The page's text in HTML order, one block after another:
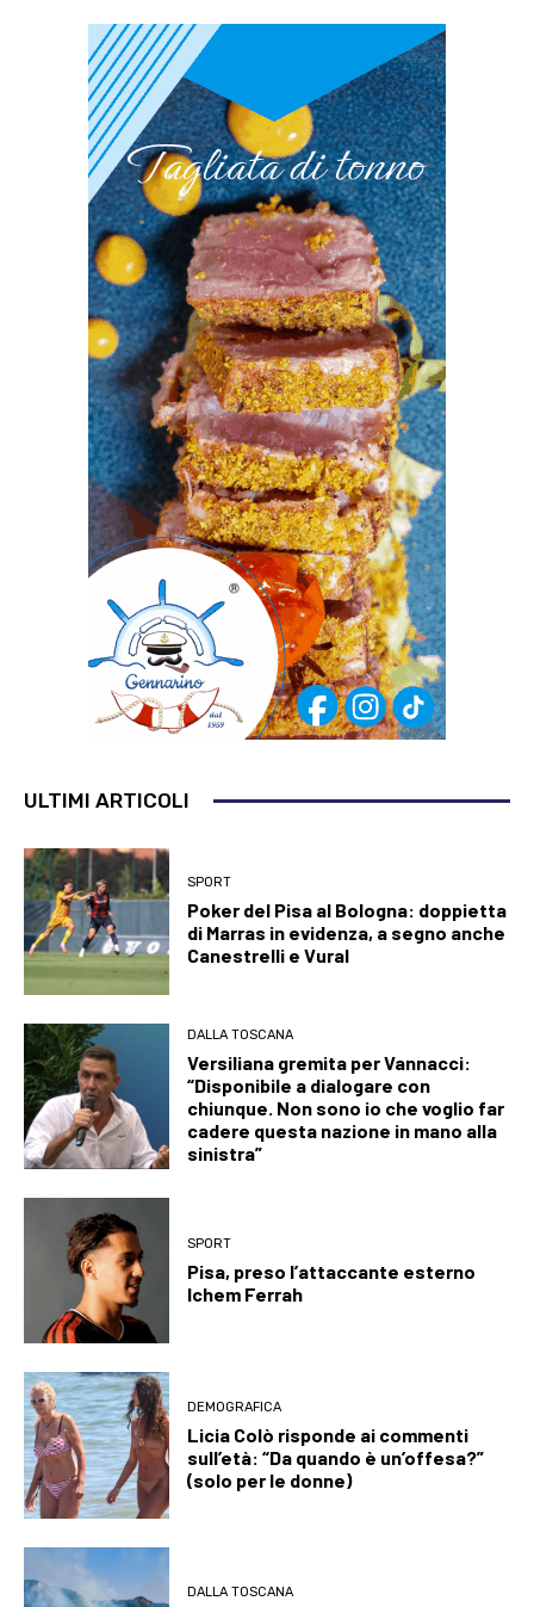
ULTIMI ARTICOLI
SPORT
Poker del Pisa al Bologna: doppietta
di Marras in evidenza, a segno anche
Canestrelli e Vural
DALLA TOSCANA
Versiliana gremita per Vannacci:
“Disponibile a dialogare con
chiunque. Non sono io che voglio far
cadere questa nazione in mano alla
sinistra”
SPORT
Pisa, preso l’attaccante esterno
Ichem Ferrah
DEMOGRAFICA
Licia Colò risponde ai commenti
sull’età: “Da quando è un’offesa?”
(solo per le donne)
DALLA TOSCANA